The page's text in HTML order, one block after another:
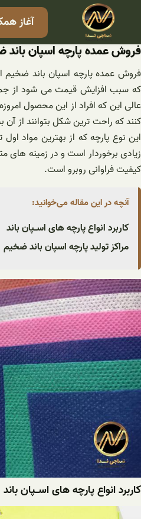
آغاز
فروش عمده پارچه اسپان
فروش عمده پارچه اسپان باند
که سبب افزایش قیمت می شود از
عالی این که افراد از این محصول
کنند که راحت ترین شکل بتوانند از
این نوع پارچه که از بهترین مواد
زیادی برخوردار است و در زمینه های
کیفیت فراوانی روبرو است.
آنچه در این مقاله می‌خوانید:
کاربرد انواع پارچه های اسـپان باند
مراکز تولید پارچه اسپان باند ضخیم
کاربرد انواع پارچه های اسـپان باند